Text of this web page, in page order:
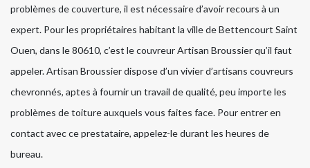
problèmes de couverture, il est nécessaire d’avoir recours à un
expert. Pour les propriétaires habitant la ville de Bettencourt Saint
Ouen, dans le 80610, c’est le couvreur Artisan Broussier qu’il faut
appeler. Artisan Broussier dispose d’un vivier d’artisans couvreurs
chevronnés, aptes à fournir un travail de qualité, peu importe les
problèmes de toiture auxquels vous faites face. Pour entrer en
contact avec ce prestataire, appelez-le durant les heures de
bureau.